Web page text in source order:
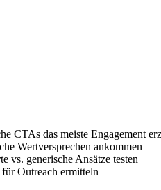
CTAs das meiste Engagement
Wertversprechen ankommen
vs. generische Ansätze testen
Outreach ermitteln